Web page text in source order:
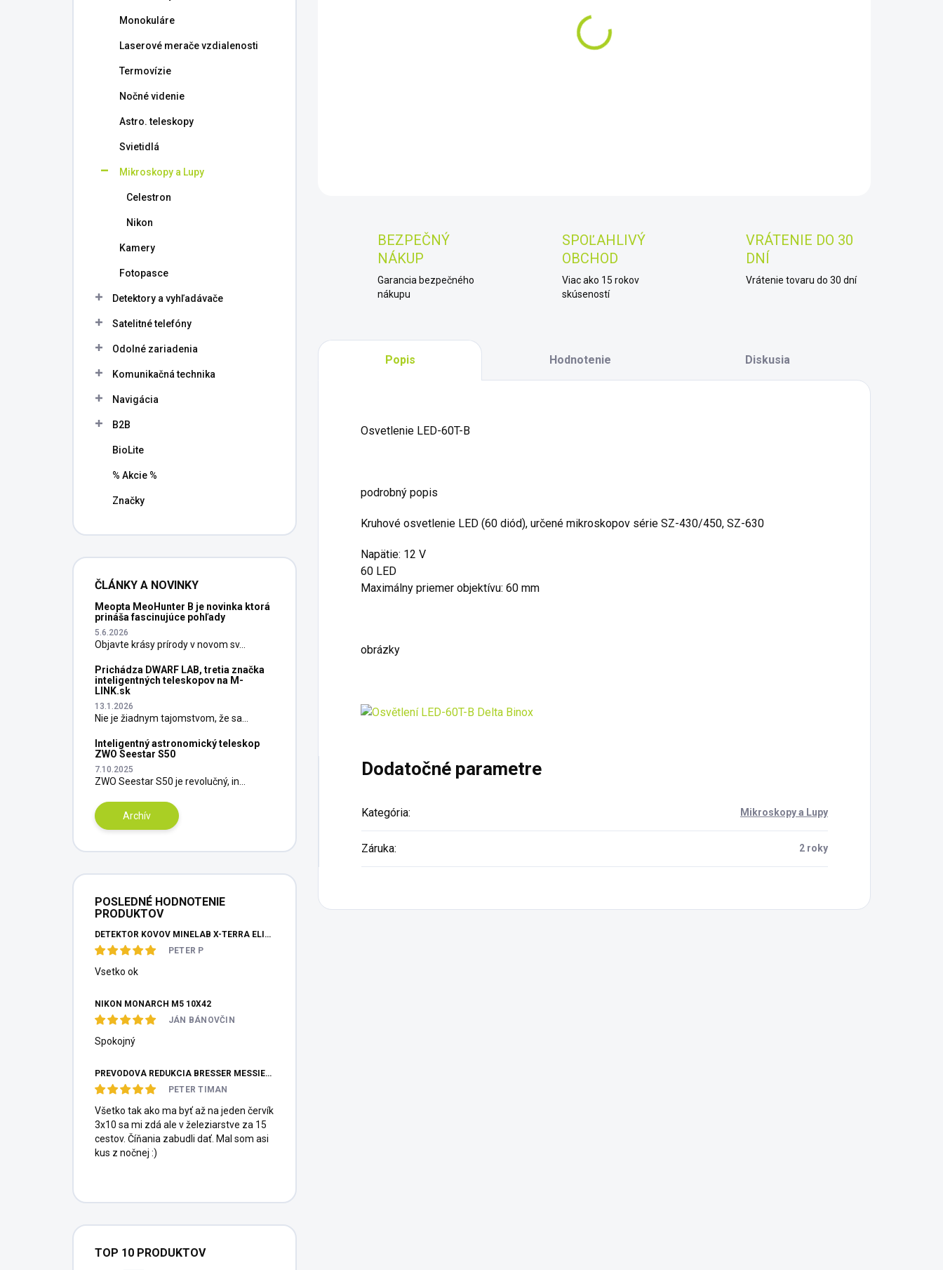
Monokuláre
Laserové merače vzdialenosti
Termovízie
Nočné videnie
Astro. teleskopy
Svietidlá
Mikroskopy a Lupy
Celestron
Nikon
Kamery
Fotopasce
Detektory a vyhľadávače
Satelitné telefóny
Odolné zariadenia
Komunikačná technika
Navigácia
B2B
BioLite
% Akcie %
Značky
ČLÁNKY A NOVINKY
Meopta MeoHunter B je novinka ktorá
prináša fascinujúce pohľady
5.6.2026
Objavte krásy prírody v novom sv...
Prichádza DWARF LAB, tretia značka
inteligentných teleskopov na M-
LINK.sk
13.1.2026
Nie je žiadnym tajomstvom, že sa...
Inteligentný astronomický teleskop
ZWO Seestar S50
7.10.2025
ZWO Seestar S50 je revolučný, in...
Archív
POSLEDNÉ HODNOTENIE
PRODUKTOV
DETEKTOR KOVOV MINELAB X-TERRA ELITE PINPOITER SET
PETER P
Vsetko ok
NIKON MONARCH M5 10X42
JÁN BÁNOVČIN
Spokojný
PREVODOVÁ REDUKCIA BRESSER MESSIER HEXAFOC 1:10
PETER TIMAN
Všetko tak ako ma byť až na jeden červík
3x10 sa mi zdá ale v železiarstve za 15
cestov. Číňania zabudli dať. Mal som asi
kus z nočnej :)
TOP 10 PRODUKTOV
BEZPEČNÝ
NÁKUP
Garancia bezpečného
nákupu
SPOĽAHLIVÝ
OBCHOD
Viac ako 15 rokov
skúseností
VRÁTENIE DO 30
DNÍ
Vrátenie tovaru do 30 dní
Popis Hodnotenie Diskusia
Osvetlenie LED-60T-B
podrobný popis
Kruhové osvetlenie LED (60 diód), určené mikroskopov série SZ-430/450, SZ-630
Napätie: 12 V
60 LED
Maximálny priemer objektívu: 60 mm
obrázky
Dodatočné parametre
Kategória: Mikroskopy a Lupy
Záruka: 2 roky